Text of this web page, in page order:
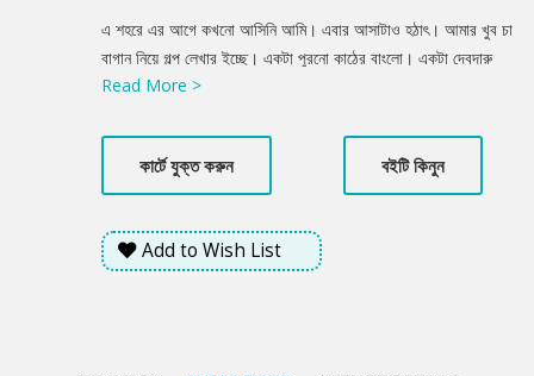
Summery
এ শহরে এর আগে কখনো আসিনি আমি। এবার আসাটাও হঠাৎ। আমার খুব চা
বাগান নিয়ে গল্প লেখার ইচ্ছে। একটা পুরনো কাঠের বাংলো। একটা দেবদারু
কিংবা ইউক্যালিপ্টাসের সারি। তার ওপারে সবুজ থেকে সবুজাভ, তারপর ধূসর
বুকের গহীন থেকে নিঙড়ে নিয়ে আসবে দুঃখ, অনন্ত হাহাকার। আমি সেই
হাহাকারের গল্প লিখব। কিন্তু আমার কতকাল ভালোবাসা হয় না কাউকে। ভালো
না বাসলে মানুষ দুঃখ পাবে কোথায়? এ শহরে তাই আমি দুঃখ পেতে এসেছি...
Read More >
কার্টে যুক্ত করুন বইটি কিনুন
Add to Wish List